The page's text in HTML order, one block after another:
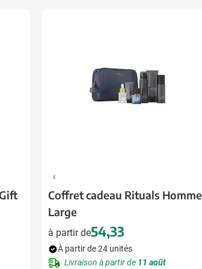
& bien-être
& lampes
& coup de cœur
325
Coffret cadeau Rituals Homme
Large
à partir de54,33
À partir de 24 unités
Livraison à partir de 11 août